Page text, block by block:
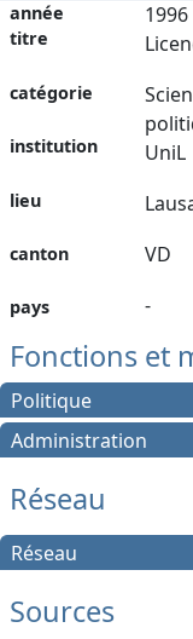
année
titre
catégorie
institution
lieu
canton
pays
1996
UniL
VD
-
Fonctions et
Politique
Administration
Réseau
Réseau
Sources